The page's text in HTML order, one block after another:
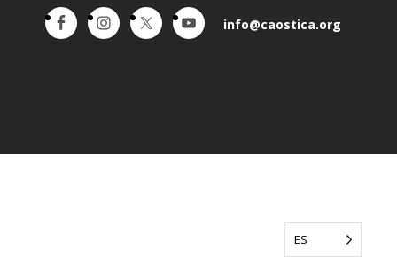
info@caostica.org
ES